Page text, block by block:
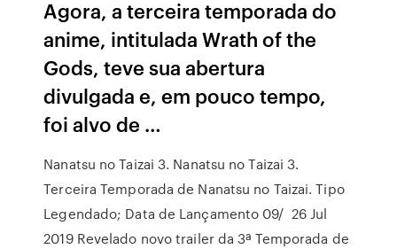
Agora, a terceira temporada do
anime, intitulada Wrath of the
Gods, teve sua abertura
divulgada e, em pouco tempo,
foi alvo de …
Nanatsu no Taizai 3. Nanatsu no Taizai 3.
Terceira Temporada de Nanatsu no Taizai. Tipo
Legendado; Data de Lançamento 09/ 26 Jul
2019 Revelado novo trailer da 3ª Temporada de